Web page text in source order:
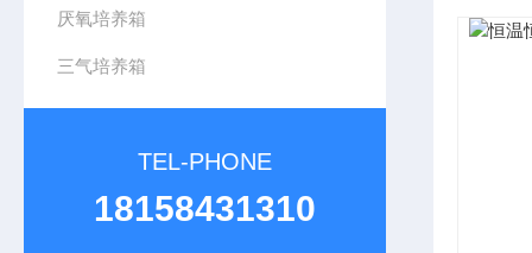
厌氧培养箱
三气培养箱
TEL-PHONE
18158431310